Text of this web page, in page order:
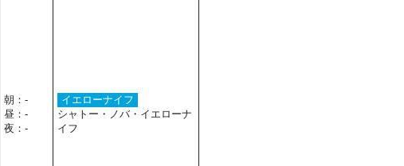
朝：-
昼：-
夜：-
イエローナイフ
シャトー・ノバ・イエローナ
イフ